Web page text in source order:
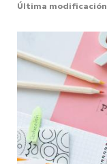
Última modificación